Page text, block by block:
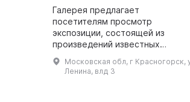
Галерея предлагает
посетителям просмотр
экспозиции, состоящей из
произведений известных
российских и зарубежных
художников. В настоящее
здесь можно увидеть работы А.
Московская обл, г Красногорск,
Ленина, влд 3